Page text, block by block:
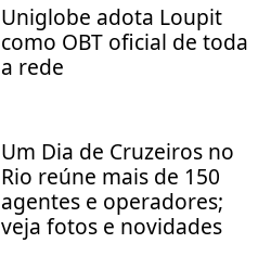
Uniglobe adota Loupit
como OBT oficial de toda
a rede
Um Dia de Cruzeiros no
Rio reúne mais de 150
agentes e operadores;
veja fotos e novidades